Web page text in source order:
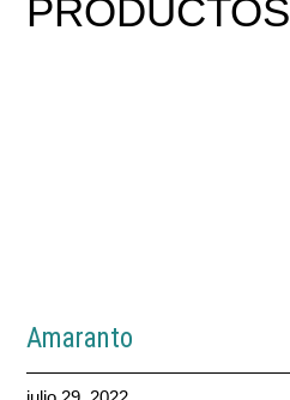
PRODUCTOS
Amaranto